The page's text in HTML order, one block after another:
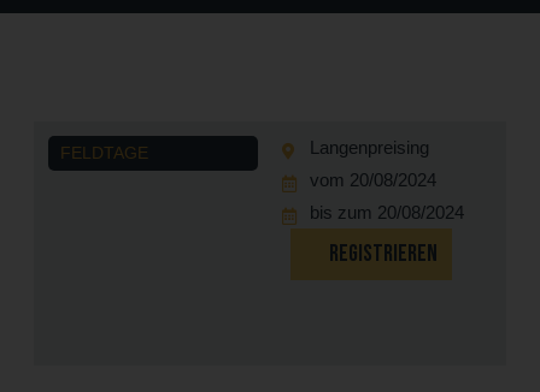
FELDTAGE
Langenpreising
vom 20/08/2024
bis zum 20/08/2024
REGISTRIEREN